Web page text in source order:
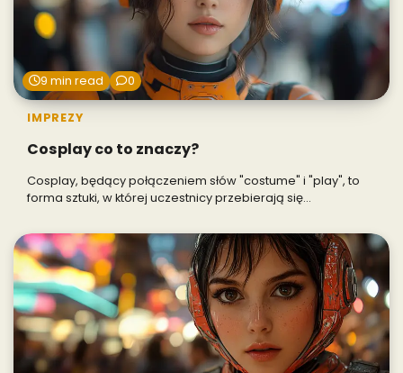
9 min read 0
IMPREZY
Cosplay co to znaczy?
Cosplay, będący połączeniem słów "costume" i "play", to
forma sztuki, w której uczestnicy przebierają się…